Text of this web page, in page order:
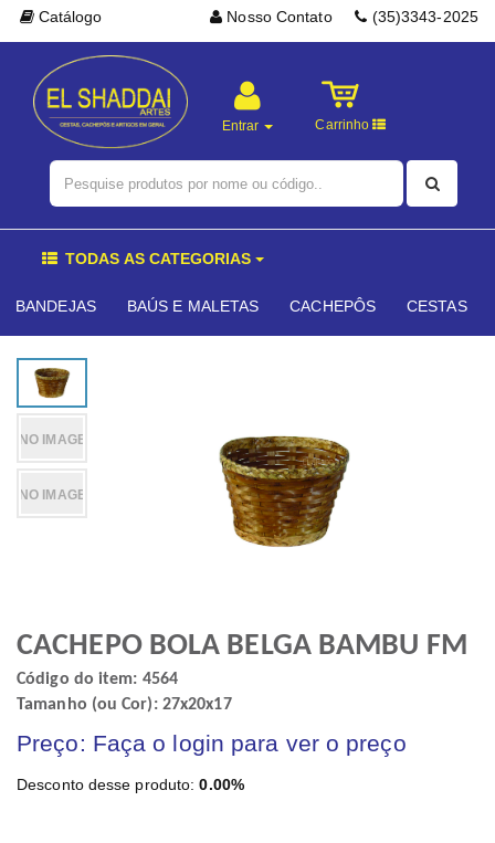
Nosso Contato (35)3343-2025
Catálogo
Entrar Carrinho
TODAS AS CATEGORIAS
BANDEJAS BAÚS E MALETAS CACHEPÔS CESTAS
CACHEPO BOLA BELGA BAMBU FM
Código do item: 4564
Tamanho (ou Cor): 27x20x17
Preço: Faça o login para ver o preço
Desconto desse produto:0.00%